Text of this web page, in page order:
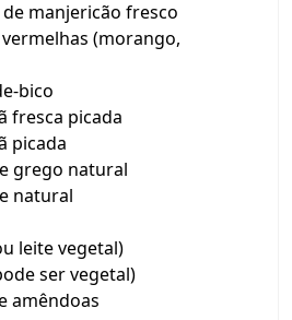
manjericão fresco
(morango,
bico
fresca picada
picada
grego natural
natural
leite vegetal)
ser vegetal)
amêndoas